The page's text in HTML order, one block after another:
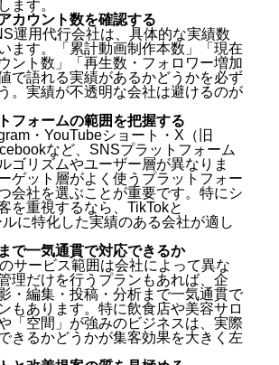
ます。
カウント数を確認する
運用代行会社は、具体的な実績数
ます。「累計動画制作本数」「現在
ント数」「再生数・フォロワー増加
で語れる実績があるかどうかを必ず
。実績が不透明な会社は避けるのが
フォームの範囲を把握する
・YouTubeショート・X（旧
など、SNSプラットフォーム
ゴリズムやユーザー層が異なりま
ゲット層がよく使うプラットフォー
会社を選ぶことが重要です。特にシ
を重視するなら、TikTokと
ルに特化した実績のある会社が適し
で一気通貫で対応できるか
サービス範囲は会社によって異な
理だけを行うプランもあれば、企
・編集・投稿・分析まで一気通貫で
もあります。特に飲食店や美容サロ
「空間」が強みのビジネスは、実際
きるかどうかが集客効果を大きく左